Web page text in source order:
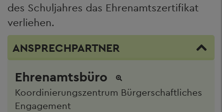
des Schuljahres das Ehrenamtszertifikat
verliehen.
ANSPRECHPARTNER
Ehrenamtsbüro
Koordinierungszentrum Bürgerschaftliches
Engagement